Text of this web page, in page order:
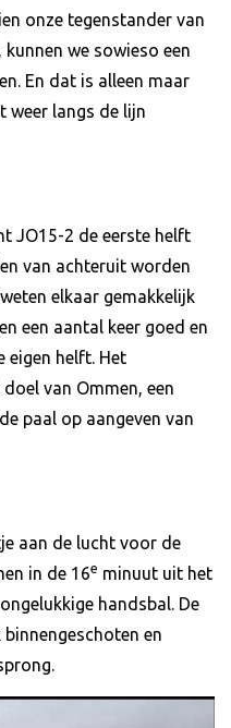
onze tegenstander van
kunnen we sowieso een
En dat is alleen maar
weer langs de lijn
JO15-2 de eerste helft
van achteruit worden
elkaar gemakkelijk
een aantal keer goed en
eigen helft. Het
van Ommen, een
paal op aangeven van
aan de lucht voor de
in de 16e minuut uit het
handsbal. De
en